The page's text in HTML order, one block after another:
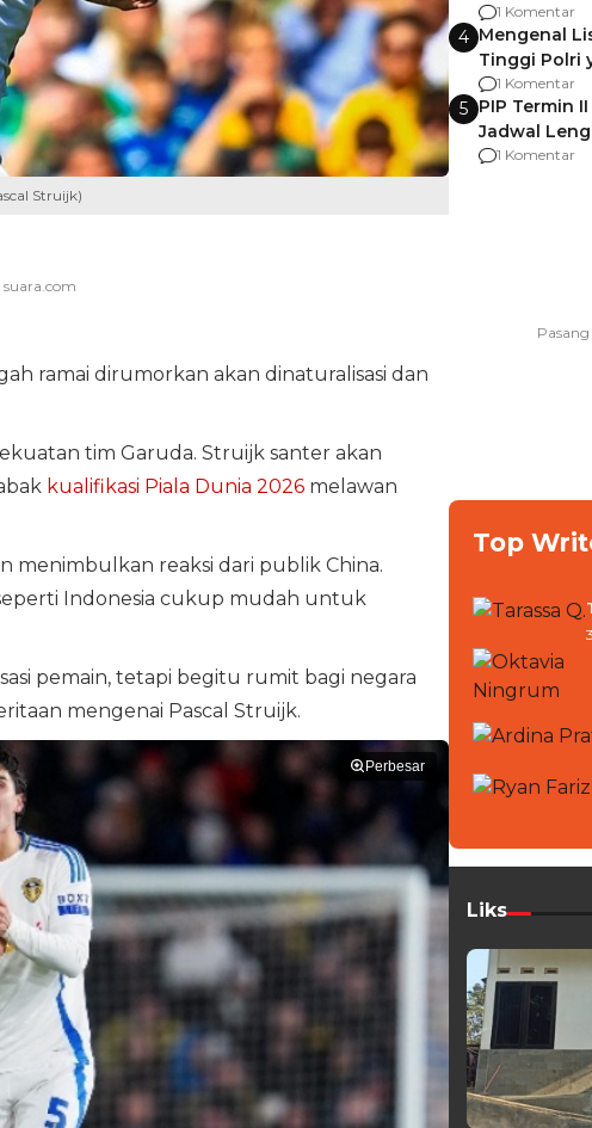
Struijk)
ramai dirumorkan akan dinaturalisasi dan
tim Garuda. Struijk santer akan
kualifikasi Piala Dunia 2026melawan
menimbulkan reaksi dari publik China.
Indonesia cukup mudah untuk
pemain, tetapi begitu rumit bagi negara
mengenai Pascal Struijk.
Perbesar
Berencana
1 Komentar
4 Mengenal
Tinggi Polri
Usai Jadi
1 Komentar
5 PIP Termin
Jadwal
agar Dana
1 Komentar
Top
Liks